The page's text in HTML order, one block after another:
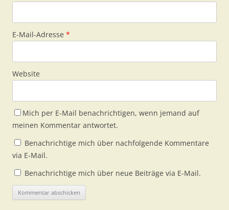
E-Mail-Adresse *
Website
Mich per E-Mail benachrichtigen, wenn jemand auf
meinen Kommentar antwortet.
Benachrichtige mich über nachfolgende Kommentare
via E-Mail.
Benachrichtige mich über neue Beiträge via E-Mail.